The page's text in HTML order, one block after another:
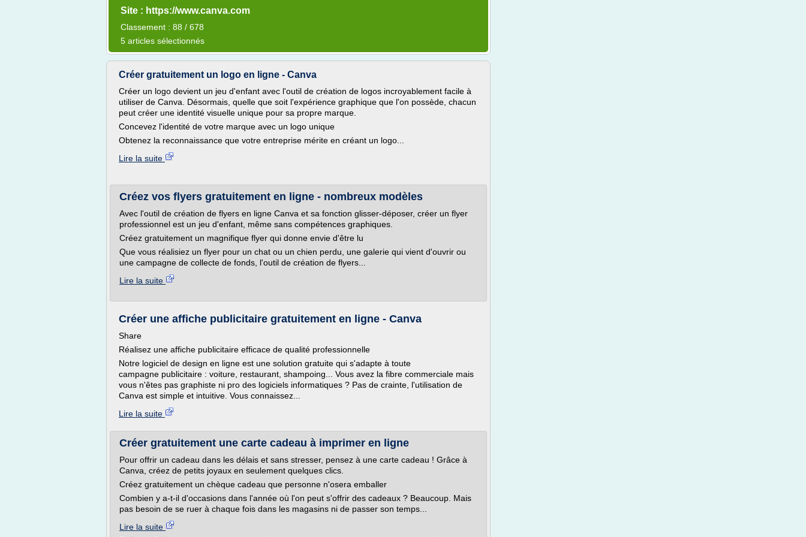
Site : https://www.canva.com
Classement : 88 / 678
5 articles sélectionnés
Créer gratuitement un logo en ligne - Canva
Créer un logo devient un jeu d'enfant avec l'outil de création de logos incroyablement facile à
utiliser de Canva. Désormais, quelle que soit l'expérience graphique que l'on possède, chacun
peut créer une identité visuelle unique pour sa propre marque.
Concevez l'identité de votre marque avec un logo unique
Obtenez la reconnaissance que votre entreprise mérite en créant un logo...
Lire la suite
Créez vos flyers gratuitement en ligne - nombreux modèles
Avec l'outil de création de flyers en ligne Canva et sa fonction glisser-déposer, créer un flyer
professionnel est un jeu d'enfant, même sans compétences graphiques.
Créez gratuitement un magnifique flyer qui donne envie d'être lu
Que vous réalisiez un flyer pour un chat ou un chien perdu, une galerie qui vient d'ouvrir ou
une campagne de collecte de fonds, l'outil de création de flyers...
Lire la suite
Créer une affiche publicitaire gratuitement en ligne - Canva
Share
Réalisez une affiche publicitaire efficace de qualité professionnelle
Notre logiciel de design en ligne est une solution gratuite qui s'adapte à toute
campagne publicitaire : voiture, restaurant, shampoing... Vous avez la fibre commerciale mais
vous n'êtes pas graphiste ni pro des logiciels informatiques ? Pas de crainte, l'utilisation de
Canva est simple et intuitive. Vous connaissez...
Lire la suite
Créer gratuitement une carte cadeau à imprimer en ligne
Pour offrir un cadeau dans les délais et sans stresser, pensez à une carte cadeau ! Grâce à
Canva, créez de petits joyaux en seulement quelques clics.
Créez gratuitement un chèque cadeau que personne n'osera emballer
Combien y a-t-il d'occasions dans l'année où l'on peut s'offrir des cadeaux ? Beaucoup. Mais
pas besoin de se ruer à chaque fois dans les magasins ni de passer son temps...
Lire la suite